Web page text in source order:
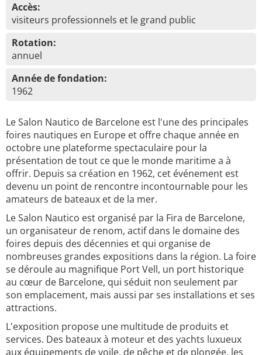
Accès:
visiteurs professionnels et le grand public
Rotation:
annuel
Année de fondation:
1962
Le Salon Nautico de Barcelone est l'une des principales
foires nautiques en Europe et offre chaque année en
octobre une plateforme spectaculaire pour la
présentation de tout ce que le monde maritime a à
offrir. Depuis sa création en 1962, cet événement est
devenu un point de rencontre incontournable pour les
amateurs de bateaux et de la mer.
Le Salon Nautico est organisé par la Fira de Barcelone,
un organisateur de renom, actif dans le domaine des
foires depuis des décennies et qui organise de
nombreuses grandes expositions dans la région. La foire
se déroule au magnifique Port Vell, un port historique
au cœur de Barcelone, qui séduit non seulement par
son emplacement, mais aussi par ses installations et ses
attractions.
L'exposition propose une multitude de produits et
services. Des bateaux à moteur et des yachts luxueux
aux équipements de voile, de pêche et de plongée, les